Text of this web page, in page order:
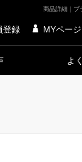
商品詳細｜ブ
登録 MYページ
よ